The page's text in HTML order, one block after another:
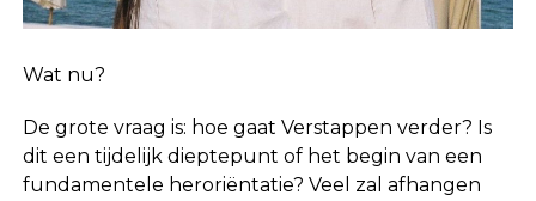
Wat nu?
De grote vraag is: hoe gaat Verstappen verder? Is
dit een tijdelijk dieptepunt of het begin van een
fundamentele heroriëntatie? Veel zal afhangen